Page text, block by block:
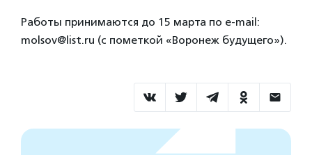
Работы принимаются до 15 марта по e-mail:
molsov@list.ru (с пометкой «Воронеж будущего»).